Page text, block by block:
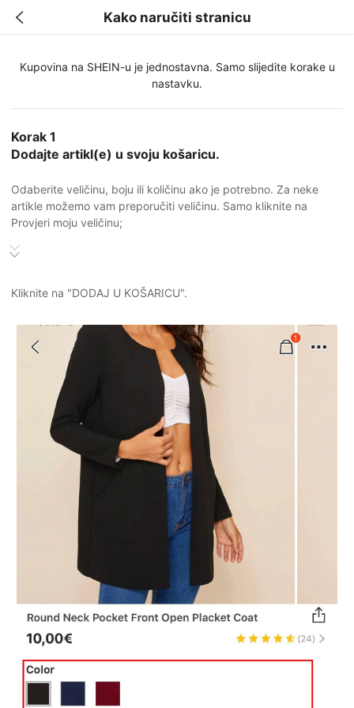
Kako naručiti stranicu
Kupovina na SHEIN-u je jednostavna. Samo slijedite korake u
nastavku.
Korak 1
Dodajte artikl(e) u svoju košaricu.
Odaberite veličinu, boju ili količinu ako je potrebno. Za neke
artikle možemo vam preporučiti veličinu. Samo kliknite na
Provjeri moju veličinu;
Kliknite na "DODAJ U KOŠARICU".